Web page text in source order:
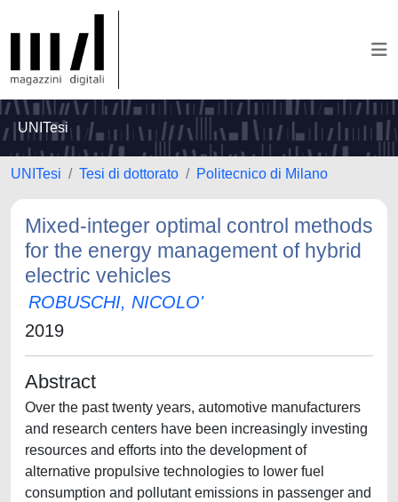
UNITesi
UNITesi Tesi di dottorato Politecnico di Milano
Mixed-integer optimal control methods
for the energy management of hybrid
electric vehicles
ROBUSCHI, NICOLO'
2019
Abstract
Over the past twenty years, automotive manufacturers
and research centers have been increasingly investing
resources and efforts into the development of
alternative propulsive technologies to lower fuel
consumption and pollutant emissions in passenger and